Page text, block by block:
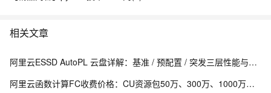
相关文章
阿里云ESSD AutoPL 云盘详解：基准 / 预配置 / 突发三层性能与费用封顶机制
阿里云函数计算FC收费价格：CU资源包50万、300万、1000万、2亿、20亿及4000万CU费用清单